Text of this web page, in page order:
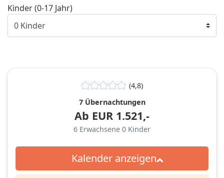
Kinder (0-17 Jahr)
(4,8)
7 Übernachtungen
Ab EUR 1.521,-
6 Erwachsene 0 Kinder
Kalender anzeigen